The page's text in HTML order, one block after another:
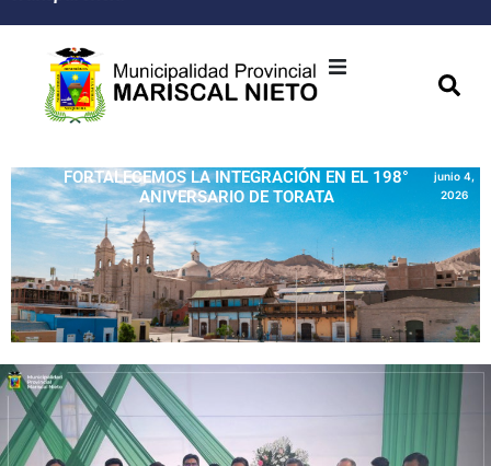
Transparencia
Seguridad
Programas
FORTALECEMOS LA INTEGRACIÓN EN EL 198°
ANIVERSARIO DE TORATA
junio 4,
2026